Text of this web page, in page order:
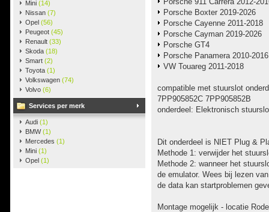
Mini (14)
Nissan (7)
Opel (56)
Peugeot (45)
Renault (33)
Skoda (18)
Smart (2)
Toyota (1)
Volkswagen (74)
Volvo (6)
Services per merk
Audi (1)
BMW(1)
Mercedes (1)
Mini (1)
Opel (1)
Porsche Boxter 2019-2026
Porsche Cayenne 2011-2018
Porsche Cayman 2019-2026
Porsche GT4
Porsche Panamera 2010-2016
VW Touareg 2011-2018
compatible met stuurslot
7PP905852C 7PP905852B
onderdeel: Elektronisch
Dit onderdeel is NIET Plug &
Methode 1: verwijder het
Methode 2: wanneer het
de emulator. Wees bij lezen
de data kan startproblemen
Montage mogelijk - locatie